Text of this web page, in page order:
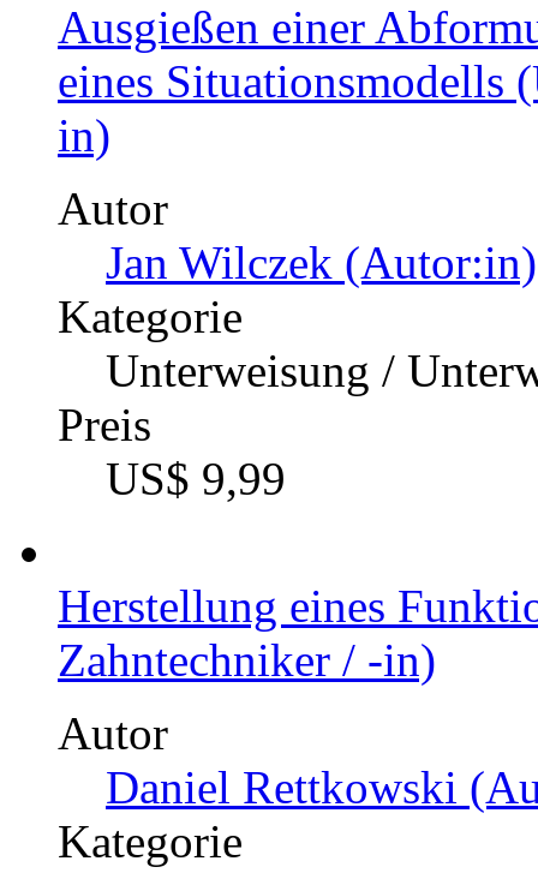
Ausgießen einer
eines Situationsmodells
in)
Autor
Jan Wilczek (Autor:in)
Kategorie
Unterweisung /
Preis
US$ 9,99
Herstellung eines
Zahntechniker / -in)
Autor
Daniel Rettkowski
Kategorie